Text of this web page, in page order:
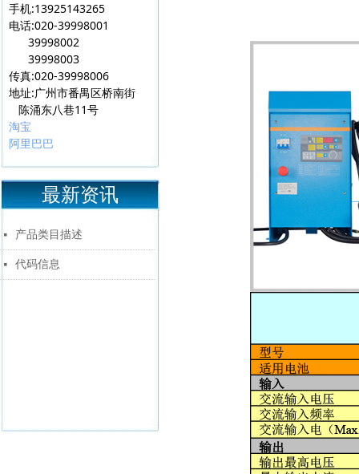
手机:13925143265
电话:020-39998001
39998002
39998003
传真:020-39998006
地址:广州市番禺区桥南街
陈涌东八巷11号
淘宝
阿里巴巴
最新资讯
넷 产品类目描述
넷 代码信息